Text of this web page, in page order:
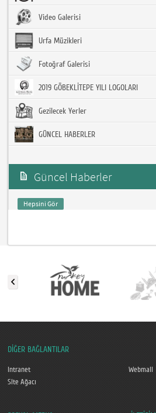
Video Galerisi
Urfa Müzikleri
Fotoğraf Galerisi
2019 GÖBEKLİTEPE YILI LOGOLARI
Gezilecek Yerler
GÜNCEL HABERLER
Güncel Haberler
Hepsini Gör
DİĞER BAĞLANTILAR
Intranet
Webmail
Site Ağacı